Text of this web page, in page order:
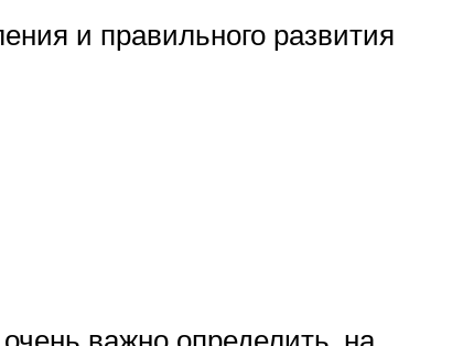
и правильного развития